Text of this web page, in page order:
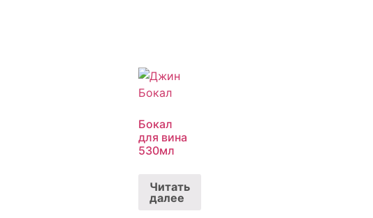
Бокал
для вина
530мл
Читать
далее